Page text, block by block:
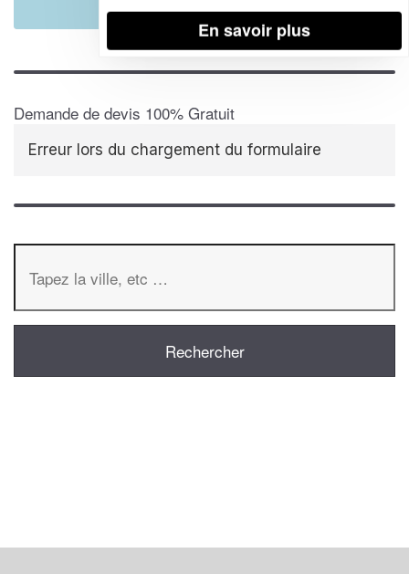
| Map data © OpenStreetMap contributors,
Demande de devis 100% Gratuit
Erreur lors du chargement du formulaire
En savoir plus